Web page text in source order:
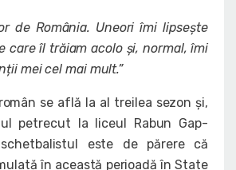
de România. Uneori îmi lipsește
care îl trăiam acolo și, normal, îmi
mei cel mai mult.”
se află la al treilea sezon și,
petrecut la liceul Rabun Gap-
este de părere că
în această perioadă în State